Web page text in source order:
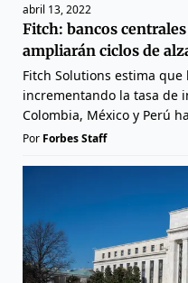
abril 13, 2022
Fitch: bancos
ampliarán ciclos de
Fitch Solutions estima
incrementando la tasa de
Colombia, México y Perú
Por Forbes Staff